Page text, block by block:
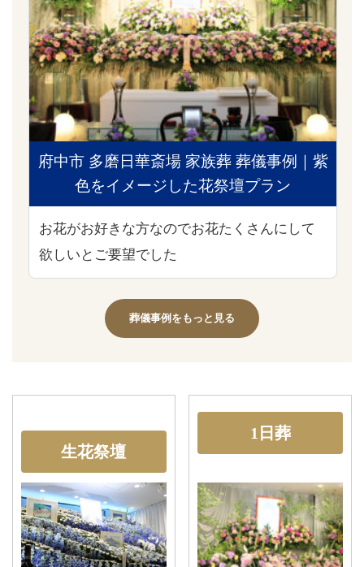
府中市 多磨日華斎場 家族葬 葬儀事例｜紫
色をイメージした花祭壇プラン
お花がお好きな方なのでお花たくさんにして
欲しいとご要望でした
葬儀事例をもっと見る
生花祭壇
1日葬